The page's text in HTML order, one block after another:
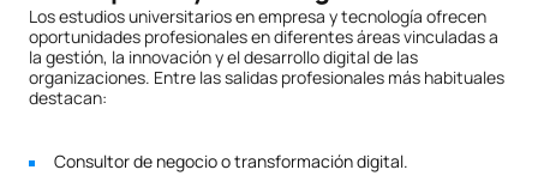
Los estudios universitarios en empresa y tecnología ofrecen
oportunidades profesionales en diferentes áreas vinculadas a
la gestión, la innovación y el desarrollo digital de las
organizaciones. Entre las salidas profesionales más habituales
destacan:
Consultor de negocio o transformación digital.